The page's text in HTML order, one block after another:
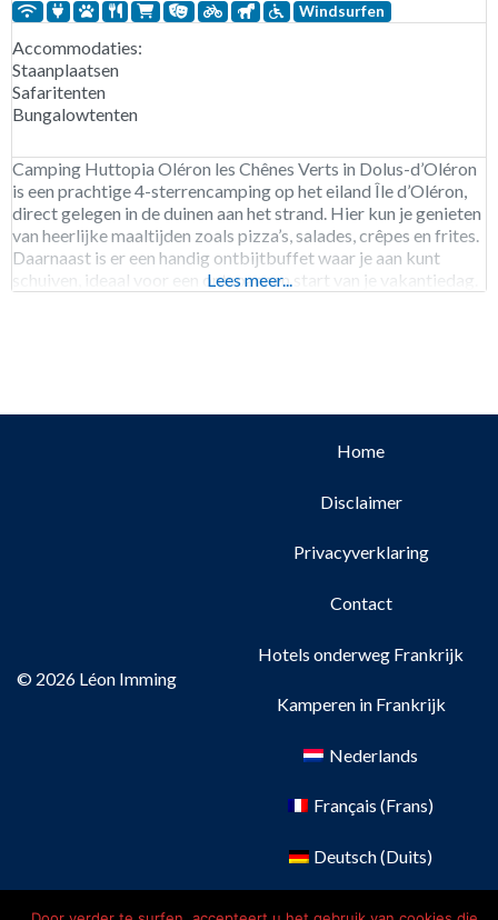
Windsurfen
Accommodaties:
Staanplaatsen
Safaritenten
Bungalowtenten
Camping Huttopia Oléron les Chênes Verts in Dolus-d’Oléron
is een prachtige 4-sterrencamping op het eiland Île d’Oléron,
direct gelegen in de duinen aan het strand. Hier kun je genieten
van heerlijke maaltijden zoals pizza’s, salades, crêpes en frites.
Daarnaast is er een handig ontbijtbuffet waar je aan kunt
schuiven, ideaal voor een ontspannen start van je vakantiedag.
Lees meer...
© 2026 Léon Imming
Home
Disclaimer
Privacyverklaring
Contact
Hotels onderweg Frankrijk
Kamperen in Frankrijk
Nederlands
Français (Frans)
Deutsch(Duits)